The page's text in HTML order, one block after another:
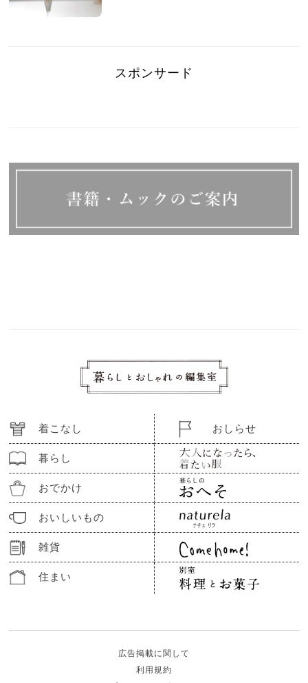
スポンサード
着こなし
暮らし
おでかけ
おいしいもの
雑貨
住まい
おしらせ
広告掲載に関して
利用規約